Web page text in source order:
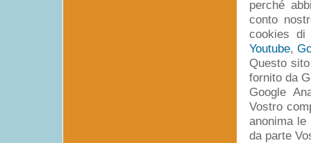
perché
conto
cookies
Youtube,
Questo
fornito da
Google
Vostro
anonima
da parte